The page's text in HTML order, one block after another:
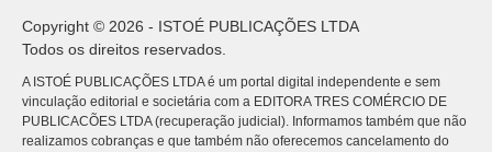
Copyright © 2026 - ISTOÉ PUBLICAÇÕES LTDA
Todos os direitos reservados.
A ISTOÉ PUBLICAÇÕES LTDA é um portal digital independente e sem
vinculação editorial e societária com a EDITORA TRES COMÉRCIO DE
PUBLICACÕES LTDA (recuperação judicial). Informamos também que não
realizamos cobranças e que também não oferecemos cancelamento do